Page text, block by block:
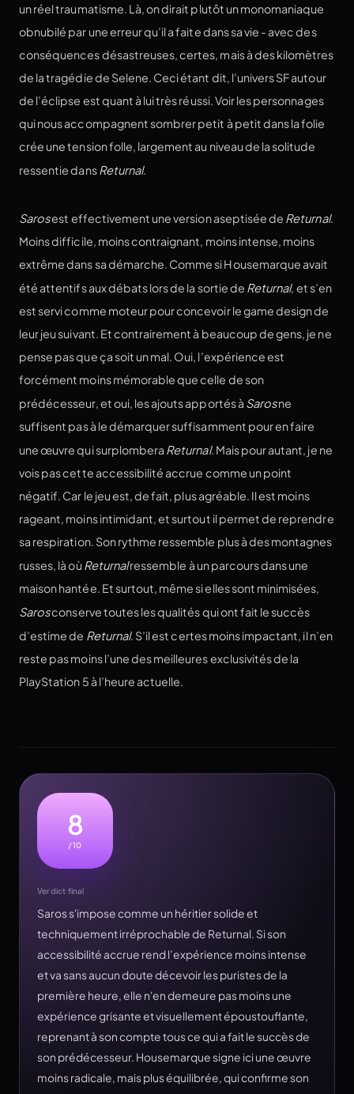
un réel traumatisme. Là, on dirait plutôt un monomaniaque
obnubilé par une erreur qu’il a faite dans sa vie - avec des
conséquences désastreuses, certes, mais à des kilomètres
de la tragédie de Selene. Ceci étant dit, l’univers SF autour
de l’éclipse est quant à lui très réussi. Voir les personnages
qui nous accompagnent sombrer petit à petit dans la folie
crée une tension folle, largement au niveau de la solitude
ressentie dansReturnal.
Sarosest effectivement une version aseptisée de Returnal.
Moins difficile, moins contraignant, moins intense, moins
extrême dans sa démarche. Comme si Housemarque avait
été attentifs aux débats lors de la sortie de Returnal, et s’en
est servi comme moteur pour concevoir le game design de
leur jeu suivant. Et contrairement à beaucoup de gens, je ne
pense pas que ça soit un mal. Oui, l’expérience est
forcément moins mémorable que celle de son
prédécesseur, et oui, les ajouts apportés à Sarosne
suffisent pas à le démarquer suffisamment pour en faire
une œuvre qui surplombera Returnal. Mais pour autant, je ne
vois pas cette accessibilité accrue comme un point
négatif. Car le jeu est, de fait, plus agréable. Il est moins
rageant, moins intimidant, et surtout il permet de reprendre
sa respiration. Son rythme ressemble plus à des montagnes
russes, là où Returnalressemble à un parcours dans une
maison hantée. Et surtout, même si elles sont minimisées,
Sarosconserve toutes les qualités qui ont fait le succès
d’estime de Returnal. S’il est certes moins impactant, il n’en
reste pas moins l’une des meilleures exclusivités de la
PlayStation 5 à l’heure actuelle.
8
/10
Verdict final
Saros s'impose comme un héritier solide et
techniquement irréprochable de Returnal. Si son
accessibilité accrue rend l’expérience moins intense
et va sans aucun doute décevoir les puristes de la
première heure, elle n'en demeure pas moins une
expérience grisante et visuellement époustouflante,
reprenant à son compte tous ce qui a fait le succès de
son prédécesseur. Housemarque signe ici une œuvre
moins radicale, mais plus équilibrée, qui confirme son